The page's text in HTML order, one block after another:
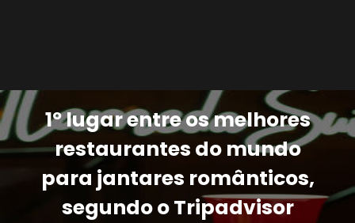
1º lugar entre os melhores
restaurantes do mundo
para jantares românticos,
segundo o Tripadvisor